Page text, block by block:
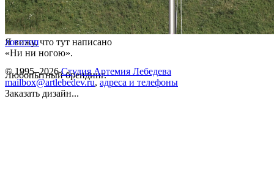
Я вижу, что тут написано
«Ни ни ногою».
Любопытный брендинг.
логотип
© 1995–2026 Студия Артемия Лебедева
mailbox@artlebedev.ru, адреса и телефоны
Заказать дизайн...